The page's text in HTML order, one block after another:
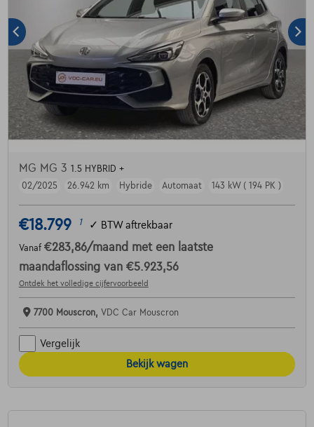
MG MG 3 1.5 HYBRID +
02/2025
26.942 km Hybride Automaat 143 kW ( 194 PK )
€18.799 1 ✓ BTW aftrekbaar
Vanaf €283,86/maand met een laatste
maandaflossing van €5.923,56
Ontdek het volledige cijfervoorbeeld
7700 Mouscron, VDC Car Mouscron
Vergelijk
Bekijk wagen